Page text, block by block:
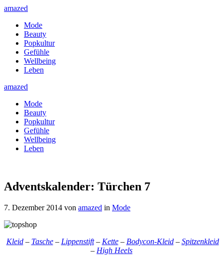
amazed
Mode
Beauty
Popkultur
Gefühle
Wellbeing
Leben
amazed
Mode
Beauty
Popkultur
Gefühle
Wellbeing
Leben
Adventskalender: Türchen 7
7. Dezember 2014 von amazed in Mode
Kleid– Tasche– Lippenstift– Kette– Bodycon-Kleid– Spitzenkleid
– High Heels